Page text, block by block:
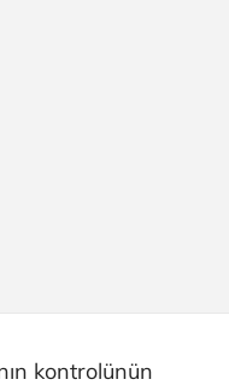
kontrolünün